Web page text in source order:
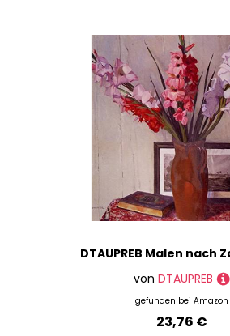
Porzellan- & Glasmalerei
Sitzstaffeleien
Window Color
Zeichenbretter & -platten
von DTAUPREB
gefunden bei Amazon
23,76 €